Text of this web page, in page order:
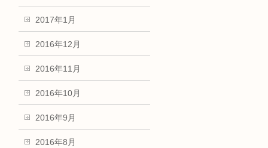
2017年1月
2016年12月
2016年11月
2016年10月
2016年9月
2016年8月